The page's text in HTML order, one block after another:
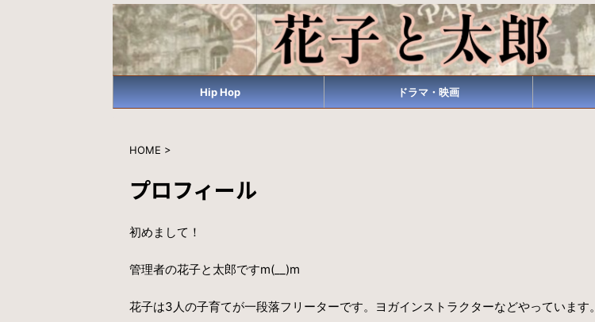
Hip Hop ドラマ・映画
HOME >
プロフィール
初めまして！
管理者の花子と太郎ですm(__)m
花子は3人の子育てが一段落フリーターです。ヨガインストラクターなどやっています。